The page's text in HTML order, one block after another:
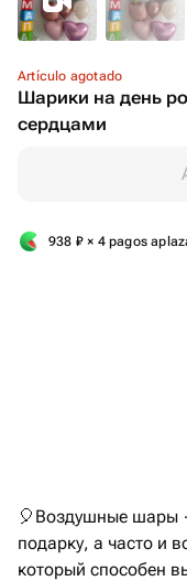
Artículo agotado
Шарики на день
сердцами
938 ₽ × 4 pagos
🎈Воздушные шары
подарку, а часто и
который способен